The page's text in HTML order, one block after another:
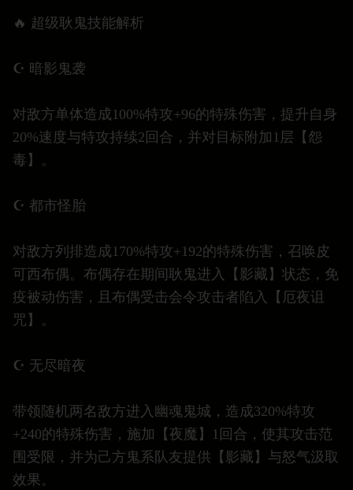
🔥 超级耿鬼技能解析
☪️ 暗影鬼袭
对敌方单体造成100%特攻+96的特殊伤害，提升自身
20%速度与特攻持续2回合，并对目标附加1层【怨
毒】。
☪️ 都市怪胎
对敌方列排造成170%特攻+192的特殊伤害，召唤皮
可西布偶。布偶存在期间耿鬼进入【影藏】状态，免
疫被动伤害，且布偶受击会令攻击者陷入【厄夜诅
咒】。
☪️ 无尽暗夜
带领随机两名敌方进入幽魂鬼城，造成320%特攻
+240的特殊伤害，施加【夜魔】1回合，使其攻击范
围受限，并为己方鬼系队友提供【影藏】与怒气汲取
效果。